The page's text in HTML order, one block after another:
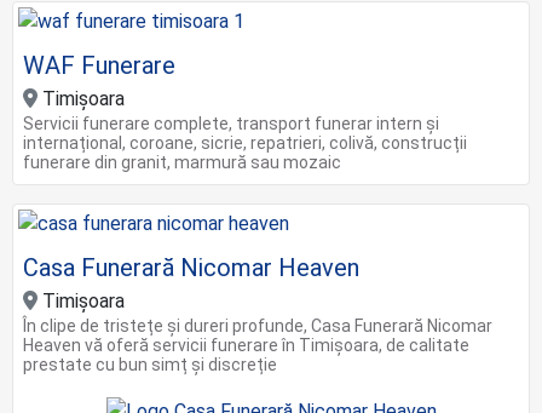
WAF Funerare
Timișoara
Servicii funerare complete, transport funerar intern și
internațional, coroane, sicrie, repatrieri, colivă, construcții
funerare din granit, marmură sau mozaic
Casa Funerară Nicomar Heaven
Timişoara
În clipe de tristețe și dureri profunde, Casa Funerară Nicomar
Heaven vă oferă servicii funerare în Timișoara, de calitate
prestate cu bun simț și discreție